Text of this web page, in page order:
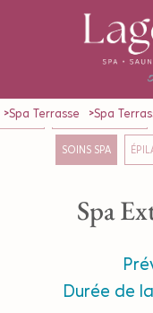
Spa Terrasse Spa
en Solo MASSAGE en Duo
SOINS SPA
Spa
Durée de